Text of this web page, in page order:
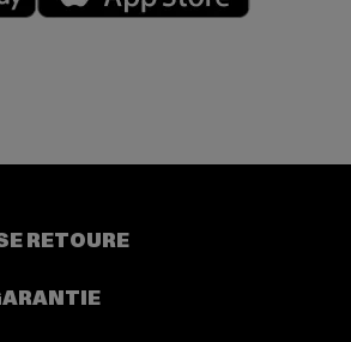
RETOURE